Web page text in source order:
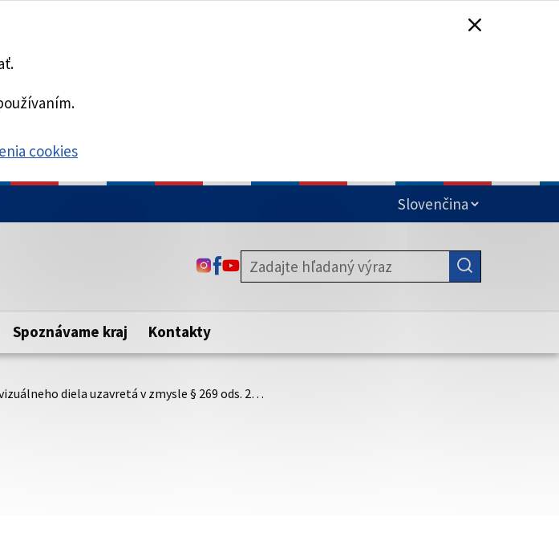
cookies
Táto stránka je zabezpečená
zabezpečenú webovú stránku. Zabezpečená stránka vždy začína
https:// pred názvom domény webového sídla.
ODKAZ SA OTVORÍ NA NOVEJ KARTE
ODKAZ SA OTVORÍ NA NOVEJ KARTE
ODKAZ SA OTVORÍ NA NOVEJ KARTE
Spoznávame kraj Kontakty
diela uzavretá v zmysle § 269 ods. 2…